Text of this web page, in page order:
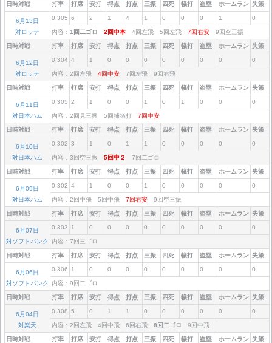
日時対戦 打率 打席 安打 得点 打点 三振 四死 犠打 盗塁 ホームラン 失策
6月13日
対ロッテ
0.305 6 2 1 4 1 0 0 0 1 0
内容： 1回二ゴロ 2回中本 4回左飛 5回左飛 7回右安 9回空三振
日時対戦 打率 打席 安打 得点 打点 三振 四死 犠打 盗塁 ホームラン 失策
6月12日
対ロッテ
0.304 4 1 0 0 0 0 0 0 0 0
内容：2回左飛 4回中安 7回左飛 9回右飛
日時対戦 打率 打席 安打 得点 打点 三振 四死 犠打 盗塁 ホームラン 失策
6月11日
対日本ハム
0.305 2 1 0 0 1 0 1 0 0 0
内容：2回見三振 5回捕犠打 7回中安
日時対戦 打率 打席 安打 得点 打点 三振 四死 犠打 盗塁 ホームラン 失策
6月10日
対日本ハム
0.302 3 1 0 1 1 0 0 0 0 0
内容：3回空三振 5回中２ 7回二ゴロ
日時対戦 打率 打席 安打 得点 打点 三振 四死 犠打 盗塁 ホームラン 失策
6月09日
対日本ハム
0.302 4 1 0 0 1 0 0 0 0 0
内容：2回中飛 5回中飛 7回右安 9回空三振
日時対戦 打率 打席 安打 得点 打点 三振 四死 犠打 盗塁 ホームラン 失策
6月07日
対ソフトバンク
0.303 1 0 0 0 0 0 0 0 0 0
内容：7回三ゴロ
日時対戦 打率 打席 安打 得点 打点 三振 四死 犠打 盗塁 ホームラン 失策
6月06日
対ソフトバンク
0.306 1 0 0 0 0 0 0 0 0 0
内容：9回二ゴロ
日時対戦 打率 打席 安打 得点 打点 三振 四死 犠打 盗塁 ホームラン 失策
6月04日
対楽天
0.308 5 0 1 1 0 0 0 0 0 0
内容：2回左飛 4回中飛 6回右飛 8回二ゴロ 9回中飛
日時対戦 打率 打席 安打 得点 打点 三振 四死 犠打 盗塁 ホームラン 失策